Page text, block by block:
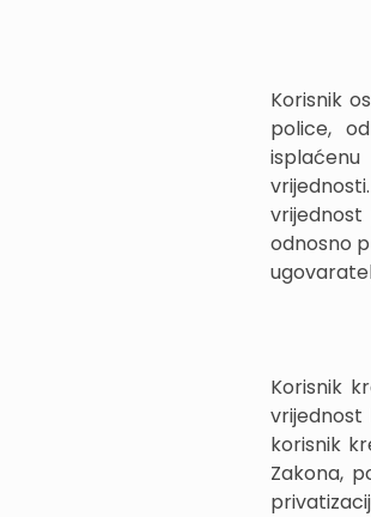
Korisnik
police,
odnosno
Korisnik
vrijednost
korisnik
Zakona,